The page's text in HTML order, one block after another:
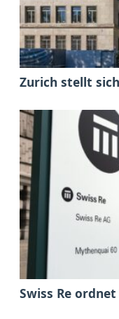
Zurich stellt
Swiss Re